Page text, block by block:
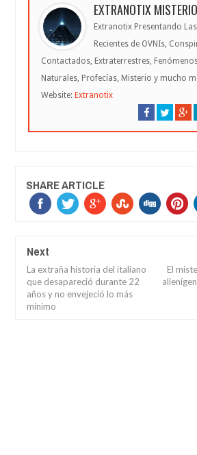
EXTRANOTIX MISTERIO
Extranotix Presentando
Recientes de OVNIs,
Contactados, Extraterrestres,
Naturales, Profecías, Misterio y mucho
Website: Extranotix
SHARE ARTICLE
Next
La extraña historia del italiano
que desapareció durante 22
años y no envejeció lo más
mínimo
El